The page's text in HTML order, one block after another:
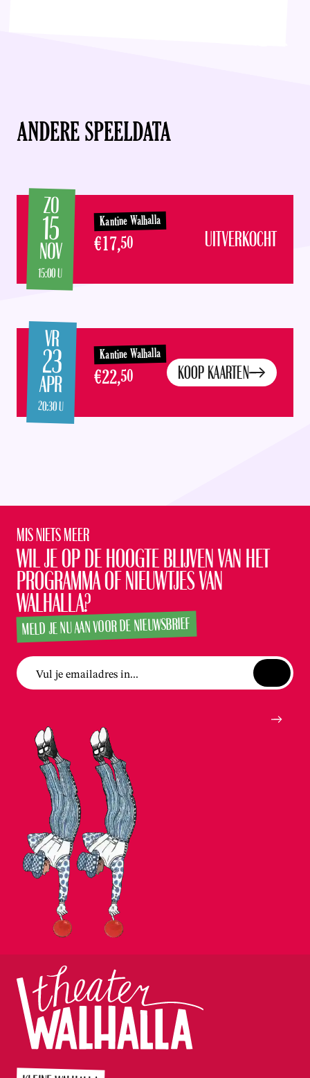
ANDERE SPEELDATA
ZO
15
NOV
15:00 U
Kantine Walhalla
€17,50 UITVERKOCHT
VR
23
APR
20:30 U
Kantine Walhalla
€22,50 KOOP KAARTEN
Mis niets meer
Wil je op de hoogte blijven van het
programma of nieuwtjes van
Walhalla?
MELD JE NU AAN VOOR DE NIEUWSBRIEF
Vul je emailadres in...